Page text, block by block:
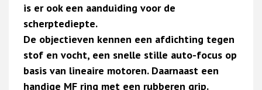
is er ook een aanduiding voor de
scherptediepte.
De objectieven kennen een afdichting tegen
stof en vocht, een snelle stille auto-focus op
basis van lineaire motoren. Daarnaast een
handige MF ring met een rubberen grip.